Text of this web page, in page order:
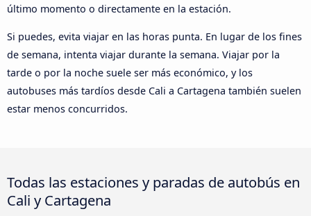
último momento o directamente en la estación.
Si puedes, evita viajar en las horas punta. En lugar de los fines
de semana, intenta viajar durante la semana. Viajar por la
tarde o por la noche suele ser más económico, y los
autobuses más tardíos desde Cali a Cartagena también suelen
estar menos concurridos.
Todas las estaciones y paradas de autobús en
Cali y Cartagena